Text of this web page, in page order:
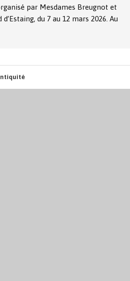
par Mesdames Breugnot et
du 7 au 12 mars 2026. Au